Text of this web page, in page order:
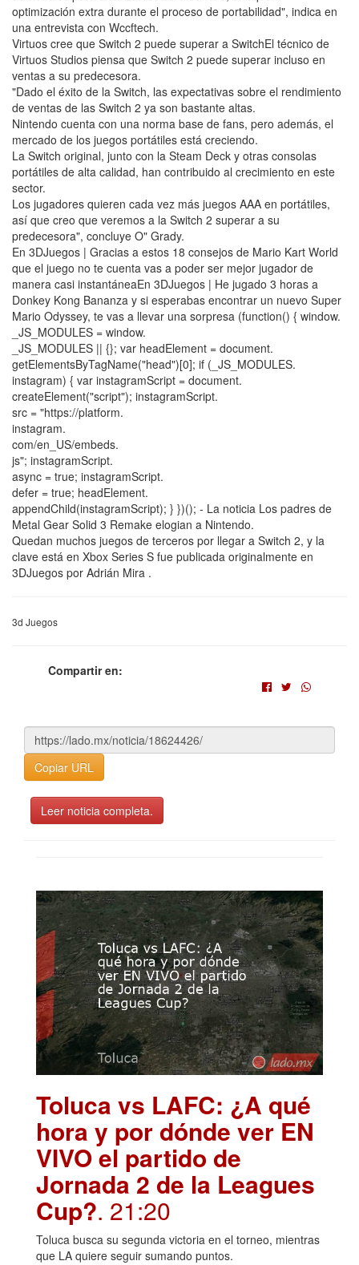
optimización extra durante el proceso de portabilidad", indica en
una entrevista con Wccftech.
Virtuos cree que Switch 2 puede superar a SwitchEl técnico de
Virtuos Studios piensa que Switch 2 puede superar incluso en
ventas a su predecesora.
"Dado el éxito de la Switch, las expectativas sobre el rendimiento
de ventas de las Switch 2 ya son bastante altas.
Nintendo cuenta con una norma base de fans, pero además, el
mercado de los juegos portátiles está creciendo.
La Switch original, junto con la Steam Deck y otras consolas
portátiles de alta calidad, han contribuido al crecimiento en este
sector.
Los jugadores quieren cada vez más juegos AAA en portátiles,
así que creo que veremos a la Switch 2 superar a su
predecesora", concluye O" Grady.
En 3DJuegos | Gracias a estos 18 consejos de Mario Kart World
que el juego no te cuenta vas a poder ser mejor jugador de
manera casi instantáneaEn 3DJuegos | He jugado 3 horas a
Donkey Kong Bananza y si esperabas encontrar un nuevo Super
Mario Odyssey, te vas a llevar una sorpresa (function() { window.
_JS_MODULES = window.
_JS_MODULES || {}; var headElement = document.
getElementsByTagName("head")[0]; if (_JS_MODULES.
instagram) { var instagramScript = document.
createElement("script"); instagramScript.
src = "https://platform.
instagram.
com/en_US/embeds.
js"; instagramScript.
async = true; instagramScript.
defer = true; headElement.
appendChild(instagramScript); } })(); - La noticia Los padres de
Metal Gear Solid 3 Remake elogian a Nintendo.
Quedan muchos juegos de terceros por llegar a Switch 2, y la
clave está en Xbox Series S fue publicada originalmente en
3DJuegos por Adrián Mira .
3d Juegos
Compartir en:
Copiar URL
Leer noticia completa.
Toluca vs LAFC: ¿A qué
hora y por dónde ver EN
VIVO el partido de
Jornada 2 de la Leagues
Cup?. 21:20
Toluca busca su segunda victoria en el torneo, mientras
que LA quiere seguir sumando puntos.